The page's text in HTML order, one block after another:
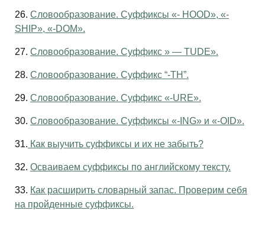
26. Словообразование. Суффиксы «- HOOD», «-
SHIP», «-DOM».
27. Словообразование. Суффикс » — TUDE».
28. Словообразование. Суффикс “-TH”.
29. Словообразование. Суффикс «-URE».
30. Словообразование. Суффиксы «-ING» и «-OID».
31. Как выучить суффиксы и их не забыть?
32. Осваиваем суффиксы по английскому тексту.
33. Как расширить словарный запас. Проверим себя
на пройденные суффиксы.